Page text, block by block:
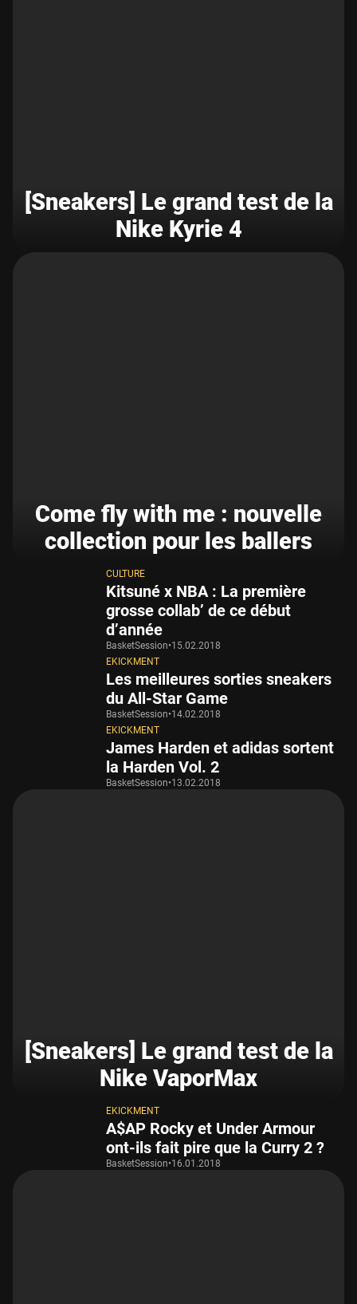
[Sneakers] Le grand test de la
Nike Kyrie 4
Come fly with me : nouvelle
collection pour les ballers
CULTURE
Kitsuné x NBA : La première
grosse collab’ de ce début
d’année
BasketSession•15.02.2018
EKICKMENT
Les meilleures sorties sneakers
du All-Star Game
BasketSession•14.02.2018
EKICKMENT
James Harden et adidas sortent
la Harden Vol. 2
BasketSession•13.02.2018
[Sneakers] Le grand test de la
Nike VaporMax
EKICKMENT
A$AP Rocky et Under Armour
ont-ils fait pire que la Curry 2 ?
BasketSession•16.01.2018